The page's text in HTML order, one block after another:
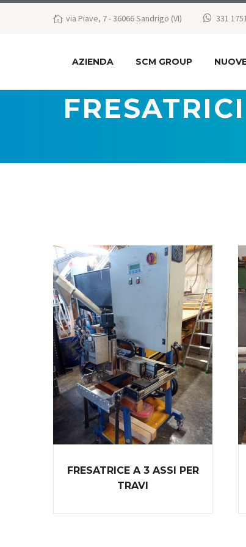
via Piave, 7 - 36066 Sandrigo (VI) 331
AZIENDA SCM GROUP
FRESATRICE A 3 ASSI PER
TRAVI